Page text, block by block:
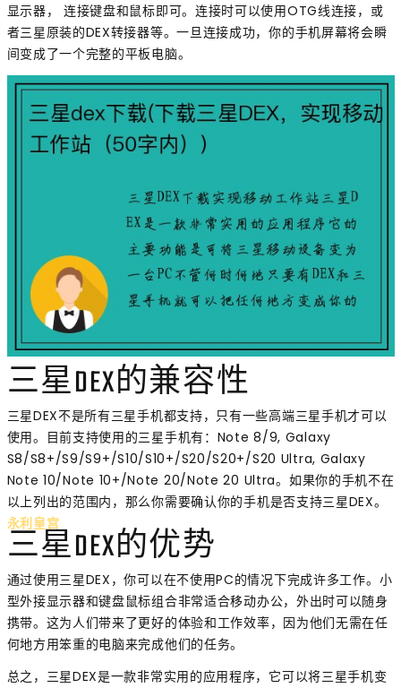
显示器， 连接键盘和鼠标即可。连接时可以使用OTG线连接，或
者三星原装的DEX转接器等。一旦连接成功，你的手机屏幕将会瞬
间变成了一个完整的平板电脑。
三星DEX的兼容性
三星DEX不是所有三星手机都支持，只有一些高端三星手机才可以
使用。目前支持使用的三星手机有：Note 8/9, Galaxy
S8/S8+/S9/S9+/S10/S10+/S20/S20+/S20 Ultra, Galaxy
Note 10/Note 10+/Note 20/Note 20 Ultra。如果你的手机不在
以上列出的范围内，那么你需要确认你的手机是否支持三星DEX。
永利皇宫
三星DEX的优势
通过使用三星DEX，你可以在不使用PC的情况下完成许多工作。小
型外接显示器和键盘鼠标组合非常适合移动办公，外出时可以随身
携带。这为人们带来了更好的体验和工作效率，因为他们无需在任
何地方用笨重的电脑来完成他们的任务。
总之，三星DEX是一款非常实用的应用程序，它可以将三星手机变